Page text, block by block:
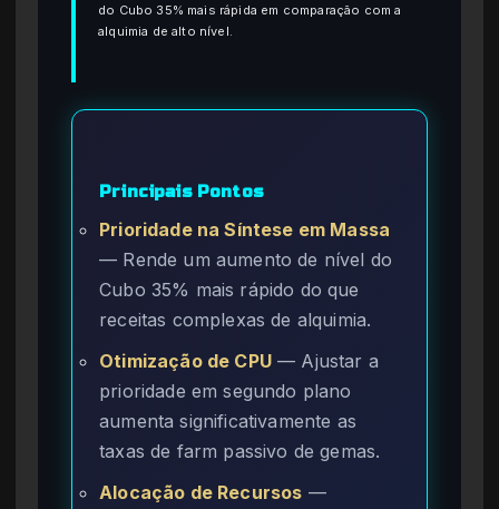
do Cubo 35% mais rápida em comparação com a
alquimia de alto nível.
Principais Pontos
Prioridade na Síntese em Massa
— Rende um aumento de nível do
Cubo 35% mais rápido do que
receitas complexas de alquimia.
Otimização de CPU— Ajustar a
prioridade em segundo plano
aumenta significativamente as
taxas de farm passivo de gemas.
Alocação de Recursos —